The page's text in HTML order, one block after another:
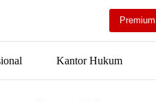
Premium
Kantor Hukum